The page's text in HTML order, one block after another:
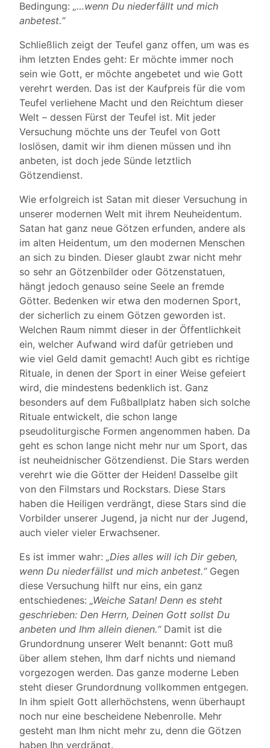
Bedingung: „…wenn Du niederfällt und mich
anbetest.“
Schließlich zeigt der Teufel ganz offen, um was es
ihm letzten Endes geht: Er möchte immer noch
sein wie Gott, er möchte angebetet und wie Gott
verehrt werden. Das ist der Kaufpreis für die vom
Teufel verliehene Macht und den Reichtum dieser
Welt – dessen Fürst der Teufel ist. Mit jeder
Versuchung möchte uns der Teufel von Gott
loslösen, damit wir ihm dienen müssen und ihn
anbeten, ist doch jede Sünde letztlich
Götzendienst.
Wie erfolgreich ist Satan mit dieser Versuchung in
unserer modernen Welt mit ihrem Neuheidentum.
Satan hat ganz neue Götzen erfunden, andere als
im alten Heidentum, um den modernen Menschen
an sich zu binden. Dieser glaubt zwar nicht mehr
so sehr an Götzenbilder oder Götzenstatuen,
hängt jedoch genauso seine Seele an fremde
Götter. Bedenken wir etwa den modernen Sport,
der sicherlich zu einem Götzen geworden ist.
Welchen Raum nimmt dieser in der Öffentlichkeit
ein, welcher Aufwand wird dafür getrieben und
wie viel Geld damit gemacht! Auch gibt es richtige
Rituale, in denen der Sport in einer Weise gefeiert
wird, die mindestens bedenklich ist. Ganz
besonders auf dem Fußballplatz haben sich solche
Rituale entwickelt, die schon lange
pseudoliturgische Formen angenommen haben. Da
geht es schon lange nicht mehr nur um Sport, das
ist neuheidnischer Götzendienst. Die Stars werden
verehrt wie die Götter der Heiden! Dasselbe gilt
von den Filmstars und Rockstars. Diese Stars
haben die Heiligen verdrängt, diese Stars sind die
Vorbilder unserer Jugend, ja nicht nur der Jugend,
auch vieler vieler Erwachsener.
Es ist immer wahr: „Dies alles will ich Dir geben,
wenn Du niederfällst und mich anbetest.“Gegen
diese Versuchung hilft nur eins, ein ganz
entschiedenes: „Weiche Satan! Denn es steht
geschrieben: Den Herrn, Deinen Gott sollst Du
anbeten und Ihm allein dienen.“Damit ist die
Grundordnung unserer Welt benannt: Gott muß
über allem stehen, Ihm darf nichts und niemand
vorgezogen werden. Das ganze moderne Leben
steht dieser Grundordnung vollkommen entgegen.
In ihm spielt Gott allerhöchstens, wenn überhaupt
noch nur eine bescheidene Nebenrolle. Mehr
gesteht man Ihm nicht mehr zu, denn die Götzen
haben Ihn verdrängt.